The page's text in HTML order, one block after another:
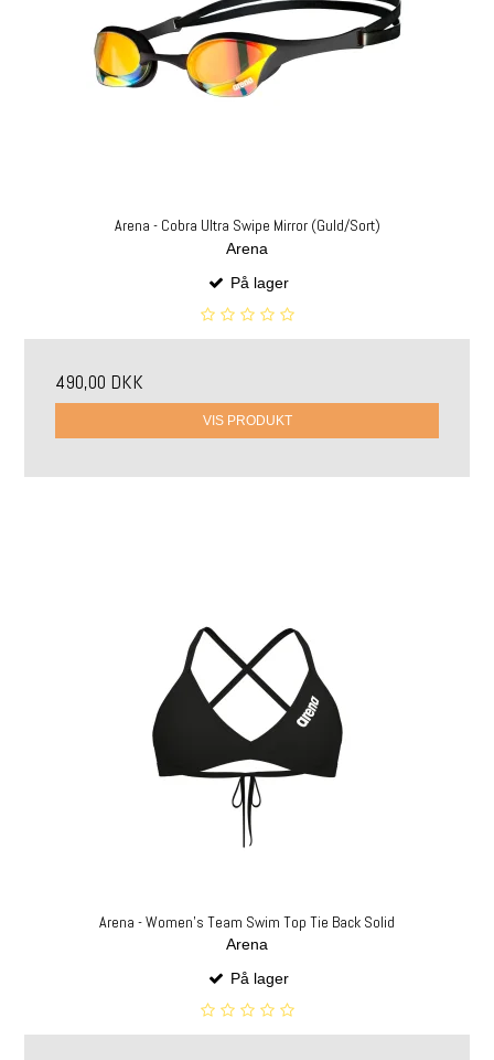
Arena - Cobra Ultra Swipe Mirror (Guld/Sort)
Arena
På lager
490,00 DKK
VIS PRODUKT
Arena - Women's Team Swim Top Tie Back Solid
Arena
På lager